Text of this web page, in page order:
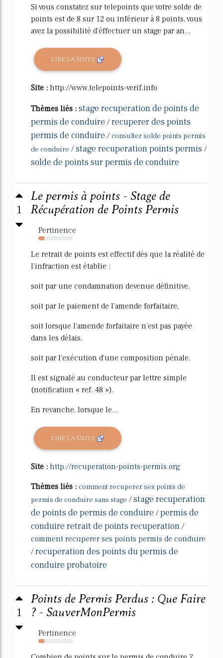
Si vous constatez sur telepoints que votre solde de
points est de 8 sur 12 ou inférieur à 8 points, vous
avez la possibilité d'éffectuer un stage par an...
LIRE LA SUITE
Site : http://www.telepoints-verif.info
Thèmes liés : stage recuperation de points de
permis de conduire /recuperer des points
permis de conduire / consulter solde points permis
de conduire /stage recuperation points permis /
solde de points sur permis de conduire
1
Le permis à points - Stage de
Récupération de Points Permis
Pertinence
17%
Le retrait de points est effectif dès que la réalité de
l'infraction est établie :
soit par une condamnation devenue définitive,
soit par le paiement de l'amende forfaitaire,
soit lorsque l'amende forfaitaire n'est pas payée
dans les délais,
soit par l'exécution d'une composition pénale.
Il est signalé au conducteur par lettre simple
(notification « ref. 48 »).
En revanche, lorsque le...
LIRE LA SUITE
Site : http://recuperation-points-permis.org
Thèmes liés : comment recuperer ses points de
permis de conduire sans stage /stage recuperation
de points de permis de conduire /permis de
conduire retrait de points recuperation /
comment recuperer ses points permis de conduire
/recuperation des points du permis de
conduire probatoire
1
Points de Permis Perdus : Que Faire
? - SauverMonPermis
Pertinence
17%